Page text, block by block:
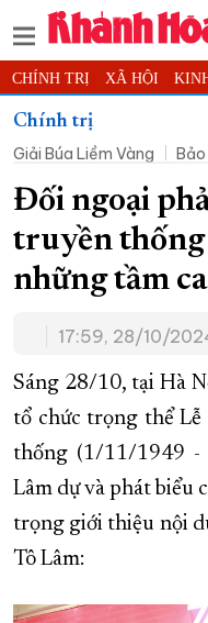
CHÍNH TRỊ XÃ HỘI
THỂ THAO
KHOA HỌC - CÔNG NGHỆ
THẾ GIỚI MULTIMEDIA
PODCAST THÔNG TIN -
QUY HOẠCH TỈNH KHÁNH
CHUNG TAY CẢI CÁCH
XÂY DỰNG NÔNG THÔN
TÀU - XE - MÁY BAY
KỶ NIỆM 370 NĂM XÂY
KHOẢNH KHẮC ĐẸP XỨ
XÂY DỰNG KHÁNH HÒA
ĐẠI HỘI ĐẢNG CÁC CẤP
Chính trị
Giải Búa Liềm Vàng
Đối ngoại
truyền thống
những tầm
17:59, 28/10/
Sáng 28/10, tại Hà
tổ chức trọng thể
thống (1/11/1949
Lâm dự và phát biểu
trọng giới thiệu nội
Tô Lâm: